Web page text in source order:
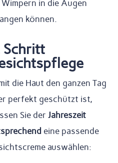
Wimpern in die Augen
können.
Schritt
die Haut den ganzen Tag
perfekt geschützt ist,
Sie der Jahreszeit
eine passende
auswählen: